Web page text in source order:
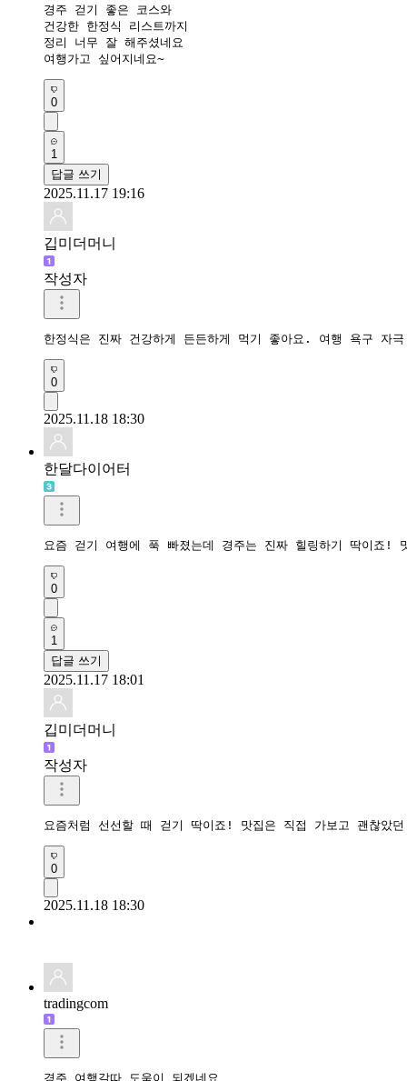
경주 걷기 좋은 코스와
건강한 한정식 리스트까지
정리 너무 잘 해주셨네요
여행가고 싶어지네요~
0
1
답글 쓰기
2025.11.17 19:16
깁미더머니
작성자
한정식은 진짜 건강하게 든든하게 먹기 좋아요. 여행 욕구 자극
0
2025.11.18 18:30
한달다이어터
요즘 걷기 여행에 푹 빠졌는데 경주는 진짜 힐링하기 딱이죠!
0
1
답글 쓰기
2025.11.17 18:01
깁미더머니
작성자
요즘처럼 선선할 때 걷기 딱이죠! 맛집은 직접 가보고 괜찮았
0
2025.11.18 18:30
tradingcom
경주 여행갈따 도움이 되겠네요